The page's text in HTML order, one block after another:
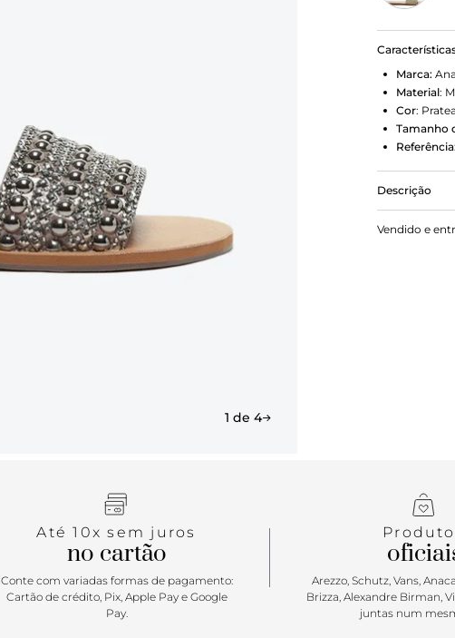
1 de 4
Marca:
Material:
Cor:
Tamanho
Referência:
Descrição
Rasteira
gáspea
Vendido e
Até 10x sem juros
no cartão
Conte com variadas formas de pagamento:
Cartão de crédito, Pix, Apple Pay e Google
Pay.
Arezzo, Schutz, Vans,
Brizza, Alexandre Birman,
juntas num